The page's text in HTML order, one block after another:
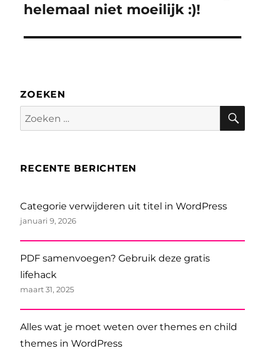
bericht:
helemaal niet moeilijk :)!
ZOEKEN
Zoeken
naar:
RECENTE BERICHTEN
Categorie verwijderen uit titel in WordPress
januari 9, 2026
PDF samenvoegen? Gebruik deze gratis
lifehack
maart 31, 2025
Alles wat je moet weten over themes en child
themes in WordPress